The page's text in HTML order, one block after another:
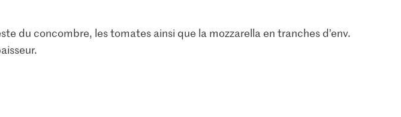
du concombre, les tomates ainsi que la mozzarella en tranches d’env.